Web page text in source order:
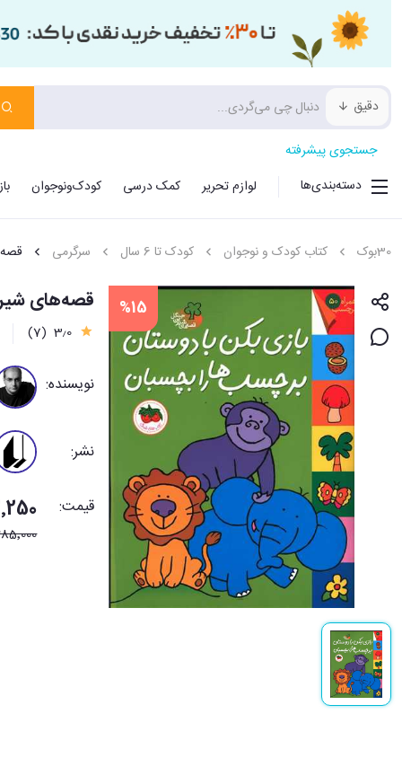
دقیق
جستجوی پیشرفته
دسته‌بندی‌ها
لوازم تحریر کمک درسی کودک‌ونوجوان
30بوک کتاب کودک و نوجوان کودک تا 6 سال سرگرمی
%15 قصه‌های
3٫0 (7)
نویسنده:
نشر:
قیمت: